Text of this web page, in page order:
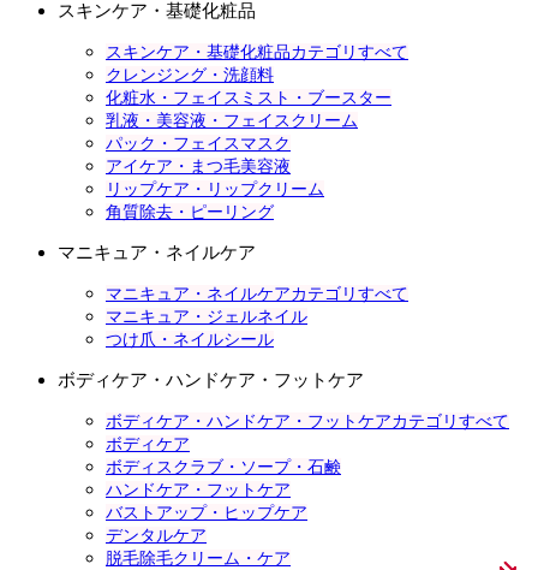
スキンケア・基礎化粧品
スキンケア・基礎化粧品カテゴリすべて
クレンジング・洗顔料
化粧水・フェイスミスト・ブースター
乳液・美容液・フェイスクリーム
パック・フェイスマスク
アイケア・まつ毛美容液
リップケア・リップクリーム
角質除去・ピーリング
マニキュア・ネイルケア
マニキュア・ネイルケアカテゴリすべて
マニキュア・ジェルネイル
つけ爪・ネイルシール
ボディケア・ハンドケア・フットケア
ボディケア・ハンドケア・フットケアカテゴリすべて
ボディケア
ボディスクラブ・ソープ・石鹸
ハンドケア・フットケア
バストアップ・ヒップケア
デンタルケア
脱毛除毛クリーム・ケア